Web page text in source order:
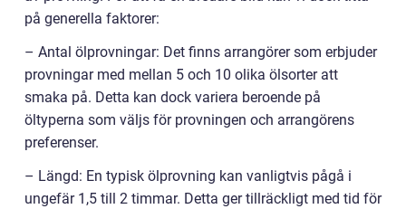
på generella faktorer:
– Antal ölprovningar: Det finns arrangörer som erbjuder
provningar med mellan 5 och 10 olika ölsorter att
smaka på. Detta kan dock variera beroende på
öltyperna som väljs för provningen och arrangörens
preferenser.
– Längd: En typisk ölprovning kan vanligtvis pågå i
ungefär 1,5 till 2 timmar. Detta ger tillräckligt med tid för